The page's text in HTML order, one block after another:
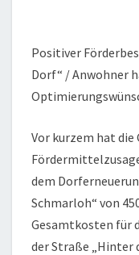
Positiver
Dorf“ / Anwohner
Vor kurzem hat die
dem
Schmarloh“ von
Gesamtkosten für
der Straße „Hinter